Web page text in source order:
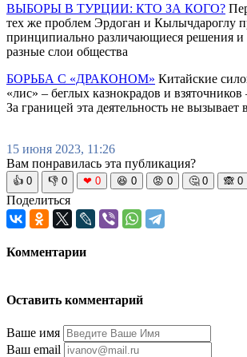
ВЫБОРЫ В ТУРЦИИ: КТО ЗА КОГО?
тех же проблем Эрдоган и Кылычдароглу
принципиально различающиеся решения и
разные слои общества
БОРЬБА С «ДРАКОНОМ» Китайские
«лис» – беглых казнокрадов и взяточников
За границей эта деятельность не вызывает
15 июня 2023, 11:26
Вам понравилась эта публикация?
👍 0 👎 0 ❤ 0 😆 0 😡 0 🤔 0 🙈 0
Поделиться
Комментарии
Оставить комментарий
Ваше имя
Ваш email